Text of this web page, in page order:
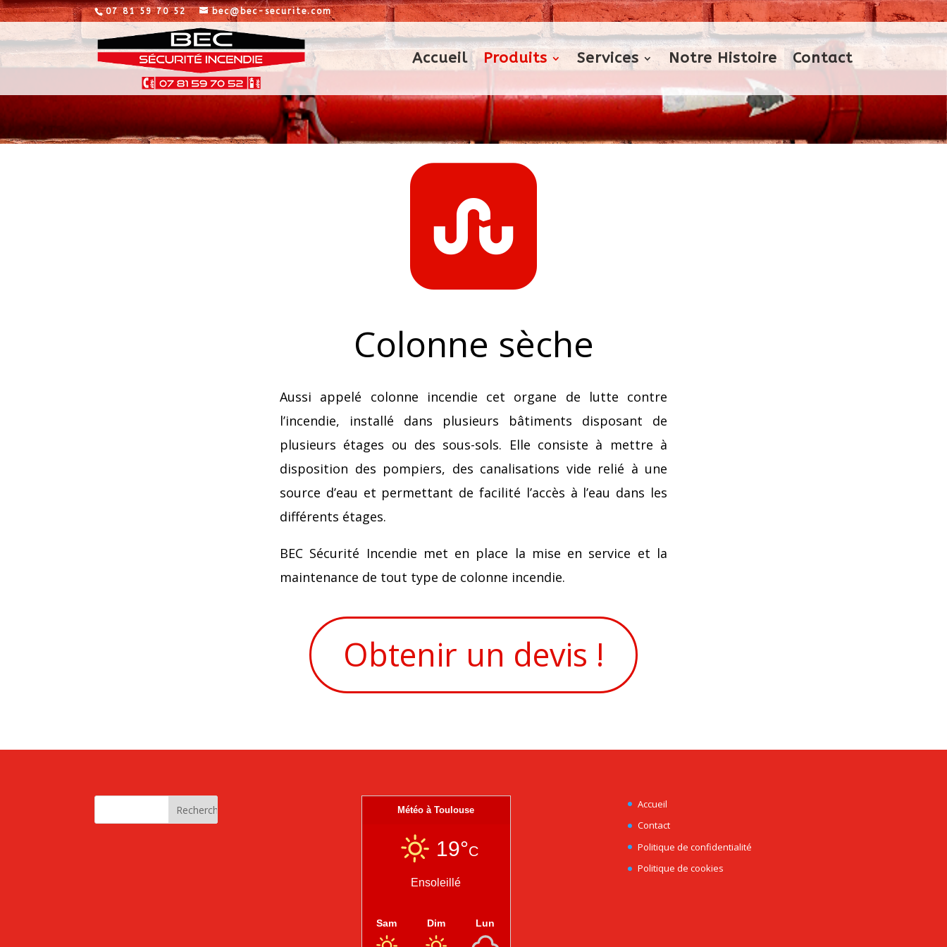
07 81 59 70 52 bec@bec-securite.com
Accueil Produits Services Notre Histoire Contact

Colonne sèche
Aussi appelé colonne incendie cet organe de lutte contre
l’incendie, installé dans plusieurs bâtiments disposant de
plusieurs étages ou des sous-sols. Elle consiste à mettre à
disposition des pompiers, des canalisations vide relié à une
source d’eau et permettant de facilité l’accès à l’eau dans les
différents étages.
BEC Sécurité Incendie met en place la mise en service et la
maintenance de tout type de colonne incendie.
Obtenir un devis !
Météo à Toulouse
19°C
Ensoleillé
Sam Dim Lun
Accueil
Contact
Politique de confidentialité
Politique de cookies